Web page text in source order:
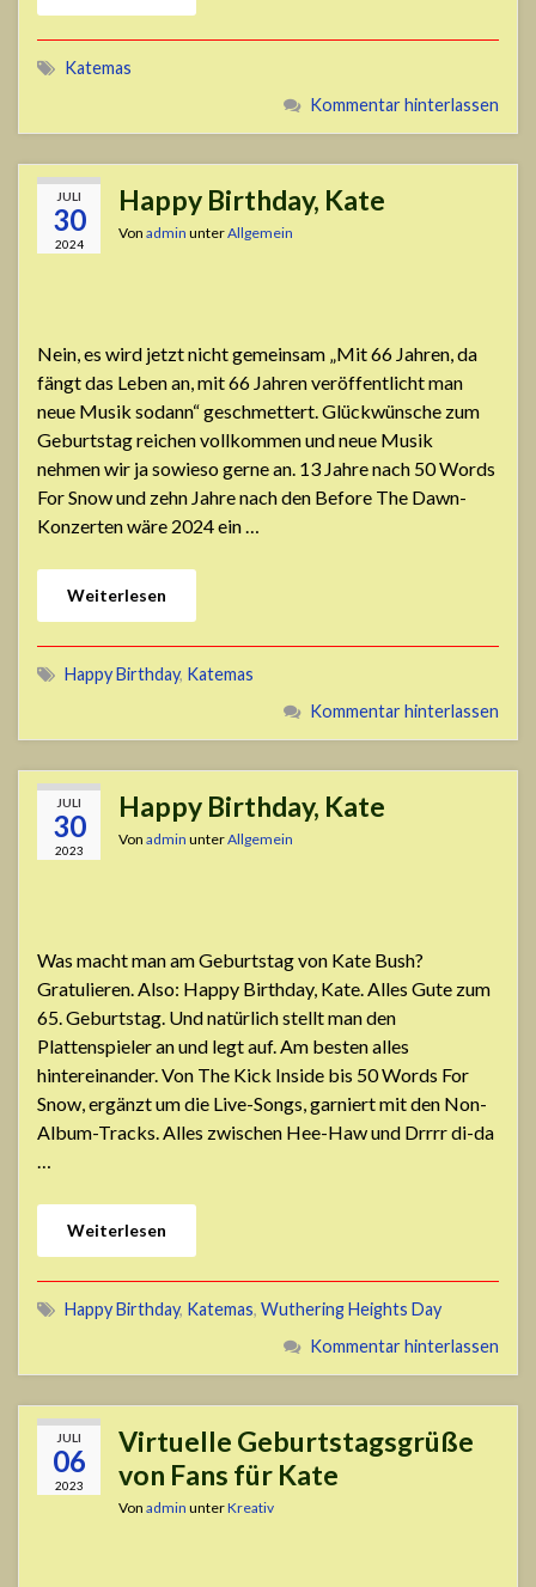
Katemas
Kommentar hinterlassen
JULI
30
2024
Happy Birthday, Kate
Von admin unterAllgemein
Nein, es wird jetzt nicht gemeinsam „Mit 66 Jahren, da
fängt das Leben an, mit 66 Jahren veröffentlicht man
neue Musik sodann“ geschmettert. Glückwünsche zum
Geburtstag reichen vollkommen und neue Musik
nehmen wir ja sowieso gerne an. 13 Jahre nach 50 Words
For Snow und zehn Jahre nach den Before The Dawn-
Konzerten wäre 2024 ein …
Weiterlesen
Happy Birthday, Katemas
Kommentar hinterlassen
JULI
30
2023
Happy Birthday, Kate
Von admin unterAllgemein
Was macht man am Geburtstag von Kate Bush?
Gratulieren. Also: Happy Birthday, Kate. Alles Gute zum
65. Geburtstag. Und natürlich stellt man den
Plattenspieler an und legt auf. Am besten alles
hintereinander. Von The Kick Inside bis 50 Words For
Snow, ergänzt um die Live-Songs, garniert mit den Non-
Album-Tracks. Alles zwischen Hee-Haw und Drrrr di-da
Weiterlesen
Happy Birthday, Katemas, Wuthering Heights Day
Kommentar hinterlassen
JULI
06
2023
Virtuelle Geburtstagsgrüße
von Fans für Kate
Von admin unterKreativ